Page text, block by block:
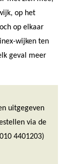
op het
op elkaar
wijken ten
geval meer
uitgegeven
via de
4401203)